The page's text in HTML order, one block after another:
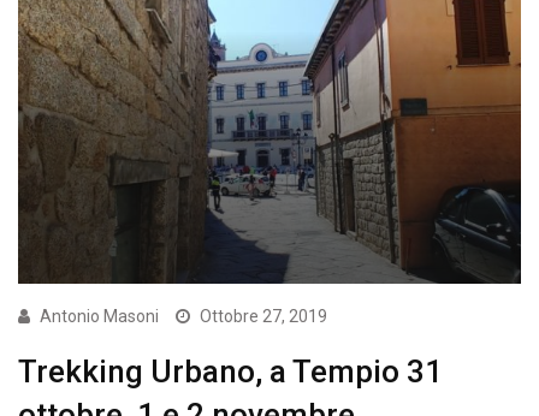
Antonio Masoni Ottobre 27, 2019
Trekking Urbano, a Tempio 31